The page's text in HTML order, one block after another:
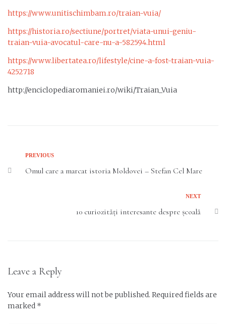
https://www.unitischimbam.ro/traian-vuia/
https://historia.ro/sectiune/portret/viata-unui-geniu-
traian-vuia-avocatul-care-nu-a-582594.html
https://www.libertatea.ro/lifestyle/cine-a-fost-traian-vuia-
4252718
http://enciclopediaromaniei.ro/wiki/Traian_Vuia
PREVIOUS
Omul care a marcat istoria Moldovei – Stefan Cel Mare
NEXT
10 curiozități interesante despre școală
Leave a Reply
Your email address will not be published. Required fields are
marked *